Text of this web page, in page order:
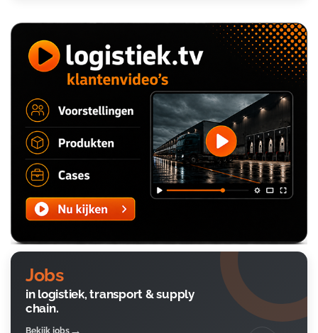
Jobs
in logistiek, transport & supply
chain.
Bekijk jobs